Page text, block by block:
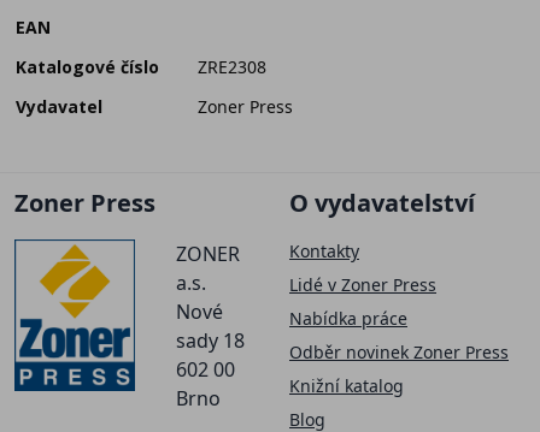
EAN
Katalogové číslo
ZRE2308
Vydavatel
Zoner Press
Zoner Press
ZONER
a.s.
Nové
sady 18
602 00
Brno
O vydavatelství
Kontakty
Lidé v Zoner Press
Nabídka práce
Odběr novinek Zoner Press
Knižní katalog
Blog